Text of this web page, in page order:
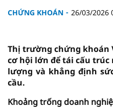
CHỨNG KHOÁN 26/03/2026
Thị trường chứng khoán
cơ hội lớn để tái cấu
lượng và khẳng định
cầu.
Khoảng trống doanh